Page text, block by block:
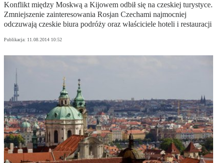
Konflikt między Moskwą a Kijowem odbił się na czeskiej turystyce.
Zmniejszenie zainteresowania Rosjan Czechami najmocniej
odczuwają czeskie biura podróży oraz właściciele hoteli i restauracji
Publikacja: 11.08.2014 10:52